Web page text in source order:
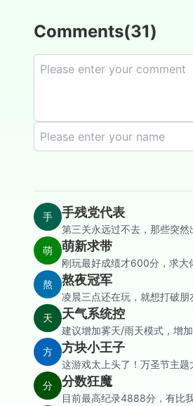
Comments(31)
手 手残党代表
第三关永远过不去，那些突
萌
萌新求带
刚玩最好成绩才600分，求大
熬
熬夜冠军
凌晨三点还在玩，就想打破
天
天气系统控
建议增加雾天/雨天模式，增
方
方块小王子
这游戏太上头了！万圣节主
分
分数狂魔
目前最高纪录4888分，有比